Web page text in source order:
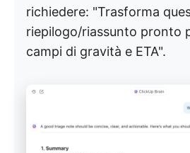
richiedere: "Trasforma
riepilogo/riassunto pronto
campi di gravità e ETA".